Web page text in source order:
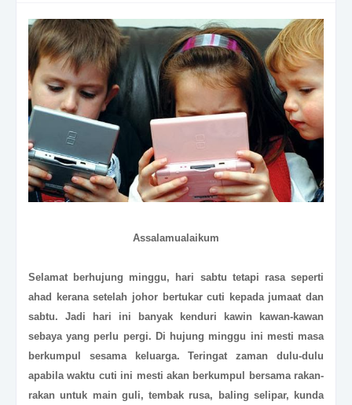
Assalamualaikum
Selamat berhujung minggu, hari sabtu tetapi rasa seperti
ahad kerana setelah johor bertukar cuti kepada jumaat dan
sabtu. Jadi hari ini banyak kenduri kawin kawan-kawan
sebaya yang perlu pergi. Di hujung minggu ini mesti masa
berkumpul sesama keluarga. Teringat zaman dulu-dulu
apabila waktu cuti ini mesti akan berkumpul bersama rakan-
rakan untuk main guli, tembak rusa, baling selipar, kunda